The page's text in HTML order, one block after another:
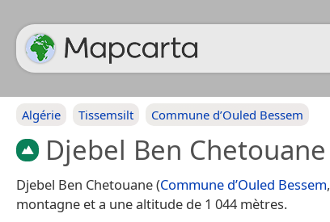
Algérie Tissemsilt Commune d’Ouled Bessem
Djebel Ben Chetouane
Djebel Ben Chetouane (Commune d’Ouled Bessem,
montagne et a une altitude de 1 044 mètres.